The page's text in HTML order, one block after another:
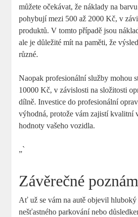
můžete očekávat, že náklady na
pohybují⁣ mezi 500 až 2000⁢ Kč, v
produktů.​ V tomto případě jsou
ale je důležité ⁣mít na paměti, že
různé.
Naopak profesionální služby mohou
10000 Kč, v závislosti na složitosti
dílně. Investice do profesionální
výhodná, protože ‌vám zajistí kvalitní
hodnoty ‌vašeho vozidla.
„`
Závěrečné
Ať už ⁢se vám ‍na autě objevil hluboký
nešťastného parkování nebo​